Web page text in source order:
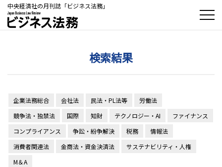
中央経済社の月刊誌「ビジネス法務」
検索結果
企業法務総合 会社法 民法・PL法等
労働法
競争法・独禁法
国際 知財 テクノロジー・AI
ファイナンス
コンプライアンス
争訟・紛争解決 税務
情報法
消費者関連法
金商法・資金決済法
サステナビリティ・人権
M＆A